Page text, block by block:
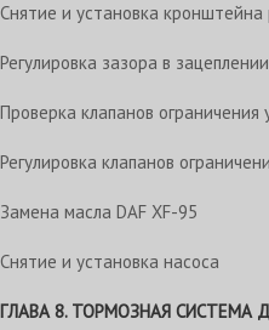
Снятие и установка кронштейна
Регулировка зазора в зацеплении
Проверка клапанов ограничения
Регулировка клапанов
Замена масла DAF XF-95
Снятие и установка насоса
ГЛАВА 8. ТОРМОЗНАЯ СИСТЕМА